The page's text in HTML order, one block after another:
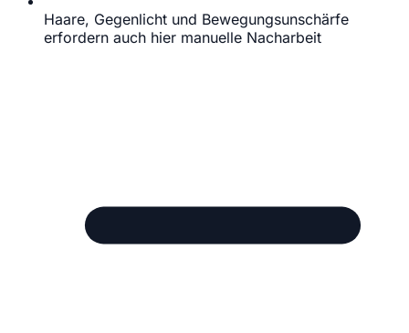
Haare, Gegenlicht und Bewegungsunschärfe
erfordern auch hier manuelle Nacharbeit